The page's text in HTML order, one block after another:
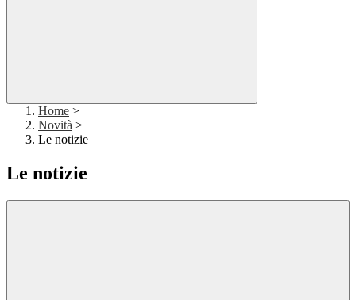
Home >
Novità >
Le notizie
Le notizie